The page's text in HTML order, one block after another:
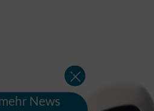
News